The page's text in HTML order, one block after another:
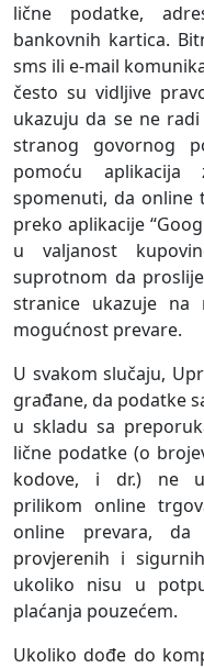
lične podatke,
bankovnih kartica.
sms ili e-mail
često su vidljive
ukazuju da se ne
stranog govornog
pomoću aplikacija
spomenuti, da online
preko aplikacije
u valjanost
suprotnom da
stranice ukazuje na
mogućnost prevare.
U svakom slučaju,
građane, da podatke
u skladu sa
lične podatke (o
kodove, i dr.) ne
prilikom online
online prevara,
provjerenih i
ukoliko nisu u
plaćanja pouzećem.
Ukoliko dođe do